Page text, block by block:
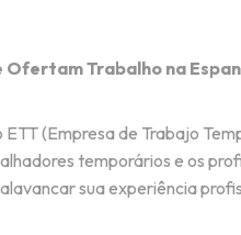
Ofertam Trabalho na
(Empresa de Trabajo
temporários e os
sua experiência